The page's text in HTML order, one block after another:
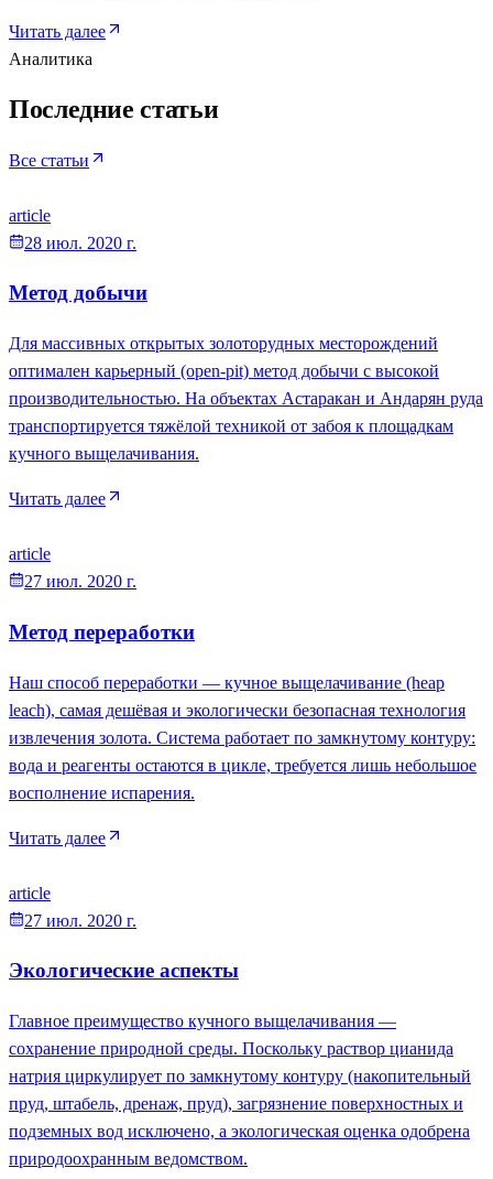
Читать далее
Аналитика
Последние статьи
Все статьи
article
28 июл. 2020 г.
Метод добычи
Для массивных открытых золоторудных месторождений
оптимален карьерный (open-pit) метод добычи с высокой
производительностью. На объектах Астаракан и Андарян руда
транспортируется тяжёлой техникой от забоя к площадкам
кучного выщелачивания.
Читать далее
article
27 июл. 2020 г.
Метод переработки
Наш способ переработки — кучное выщелачивание (heap
leach), самая дешёвая и экологически безопасная технология
извлечения золота. Система работает по замкнутому контуру:
вода и реагенты остаются в цикле, требуется лишь небольшое
восполнение испарения.
Читать далее
article
27 июл. 2020 г.
Экологические аспекты
Главное преимущество кучного выщелачивания —
сохранение природной среды. Поскольку раствор цианида
натрия циркулирует по замкнутому контуру (накопительный
пруд, штабель, дренаж, пруд), загрязнение поверхностных и
подземных вод исключено, а экологическая оценка одобрена
природоохранным ведомством.